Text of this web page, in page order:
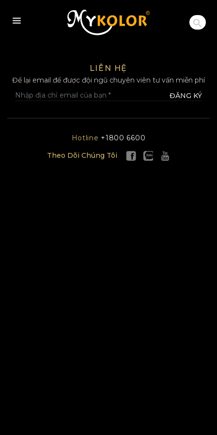
MYKOLOR
LIÊN HỆ
Để lại email để được đội ngũ chuyên viên tư vấn miễn phí
ĐĂNG KÝ
Hotline +1800 6600
Theo Dõi Chúng Tôi